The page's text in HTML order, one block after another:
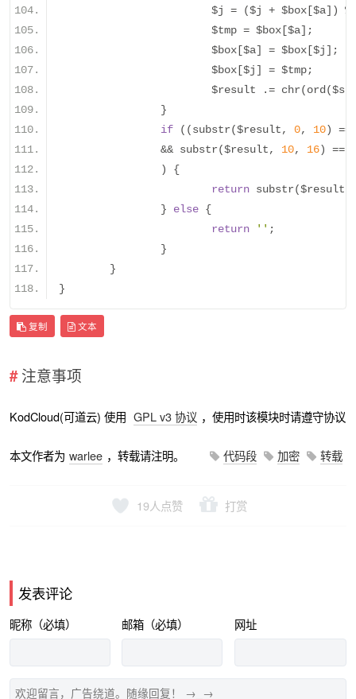
			$j
= ($j + $box[$a])
%
			$tmp
= $box[$a];
			$box
[$a] = $box[$j];
			$box
[$j] = $tmp;
			$result
.= chr(ord(
}
if
((substr($result, 0, 10)
==
&& substr($result, 10, 16) ==
)
{
return substr($result
}
else {
return
'' ;
}
}
}
复制 文本
注意事项
KodCloud(可道云) 使用 GPL v3 协议 ，使用时该模块时请遵守协议
本文作者为 warlee ，转载请注明。 代码段 加密 转载
19人点赞 打赏
发表评论
昵称（必填） 邮箱（必填） 网址